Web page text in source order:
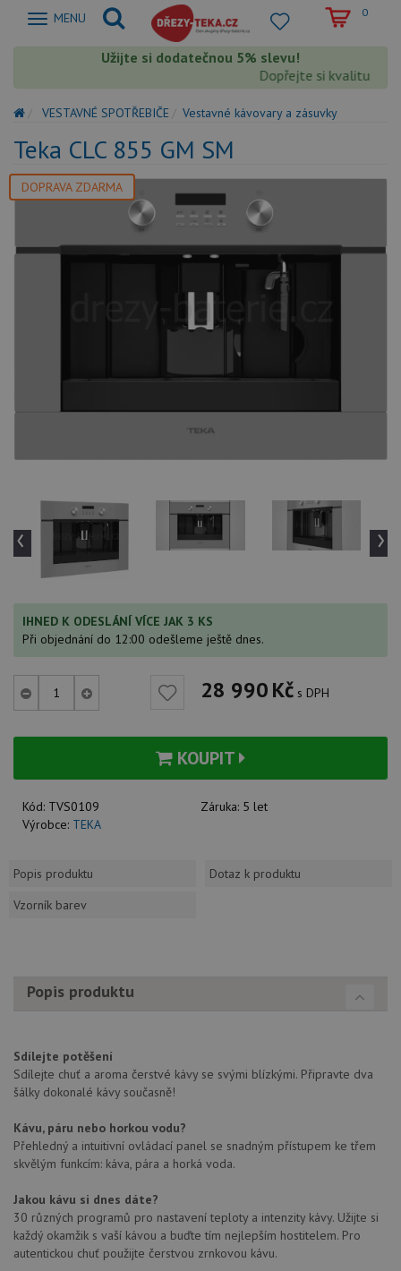
Zobrazit
MENU 0
Užijte si dodatečnou 5% slevu!
Dopřejte si kvalitu
VESTAVNÉ SPOTŘEBIČE Vestavné kávovary a zásuvky
Teka CLC 855 GM SM
DOPRAVA ZDARMA
‹ ›
IHNED K ODESLÁNÍ VÍCE JAK 3 KS
Při objednání do 12:00 odešleme ještě dnes.
28 990Kč s DPH
KOUPIT
Kód: TVS0109 Záruka: 5 let
Výrobce: TEKA
Popis produktu
Dotaz k produktu
Vzorník barev
Popis produktu
Sdílejte potěšení
Sdílejte chuť a aroma čerstvé kávy se svými blízkými. Připravte dva
šálky dokonalé kávy současně!
Kávu, páru nebo horkou vodu?
Přehledný a intuitivní ovládací panel se snadným přístupem ke třem
skvělým funkcím: káva, pára a horká voda.
Jakou kávu si dnes dáte?
30 různých programů pro nastavení teploty a intenzity kávy. Užijte si
každý okamžik s vaší kávou a buďte tím nejlepším hostitelem. Pro
autentickou chuť použijte čerstvou zrnkovou kávu.